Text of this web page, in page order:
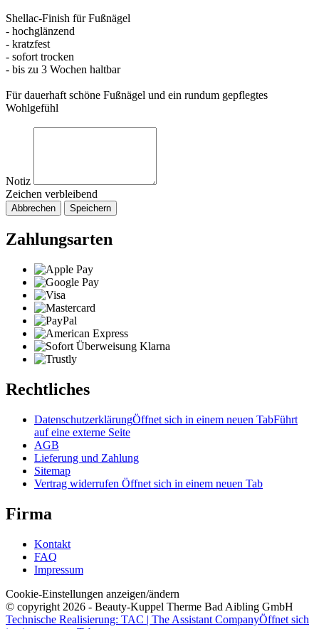
Shellac-Finish für Fußnägel
- hochglänzend
- kratzfest
- sofort trocken
- bis zu 3 Wochen haltbar
Für dauerhaft schöne Fußnägel und ein rundum gepflegtes
Wohlgefühl
Notiz
Zeichen verbleibend
Abbrechen Speichern
Zahlungsarten
Rechtliches
DatenschutzerklärungÖffnet sich in einem neuen TabFührt
auf eine externe Seite
AGB
Lieferung und Zahlung
Sitemap
Vertrag widerrufen Öffnet sich in einem neuen Tab
Firma
Kontakt
FAQ
Impressum
Cookie-Einstellungen anzeigen/ändern
© copyright 2026 - Beauty-Kuppel Therme Bad Aibling GmbH
Technische Realisierung: TAC | The Assistant CompanyÖffnet sich